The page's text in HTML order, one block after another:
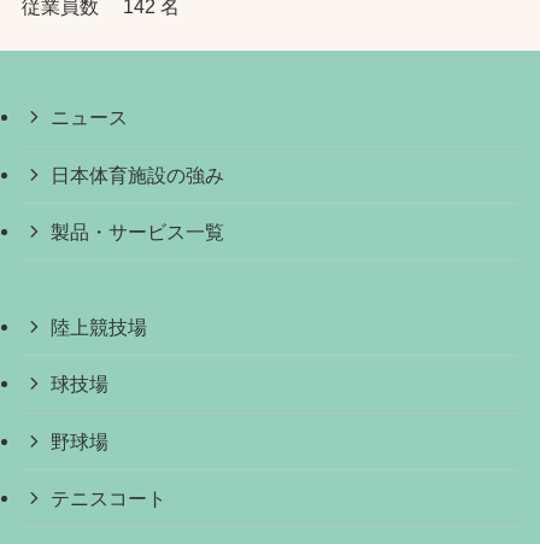
従業員数 142 名
ニュース
日本体育施設の強み
製品・サービス一覧
陸上競技場
球技場
野球場
テニスコート